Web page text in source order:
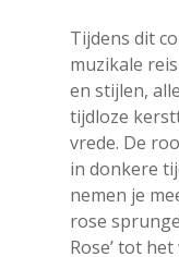
Tijdens dit
muzikale
en stijlen,
tijdloze
vrede. De
in donkere
nemen je
rose
Rose’ tot